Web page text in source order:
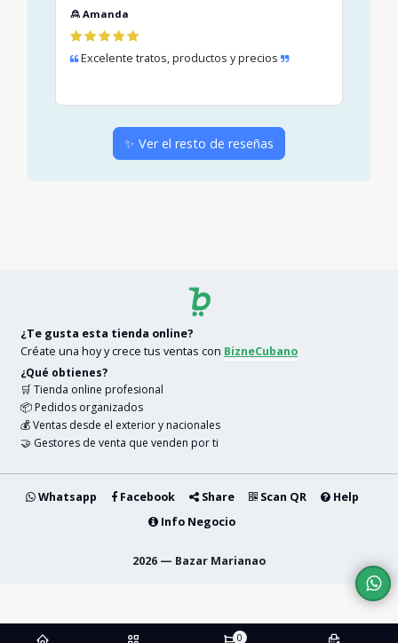
🙎 Amanda
Excelente tratos, productos y precios
✨ Ver el resto de reseñas
¿Te gusta esta tienda online?
Créate una hoy y crece tus ventas con BizneCubano
¿Qué obtienes?
🛒 Tienda online profesional
📦 Pedidos organizados
💰 Ventas desde el exterior y nacionales
🤝 Gestores de venta que venden por ti
Whatsapp Facebook Share Scan QR
Help
Info Negocio
2026 — Bazar Marianao
0